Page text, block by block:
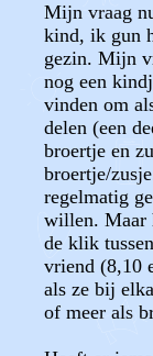
Mijn vraag
kind, ik gun
gezin. Mijn
nog een
vinden om
delen (een
broertje en
broertje/
regelmatig
willen. Maar
de klik
vriend (8,10
als ze bij
of meer als